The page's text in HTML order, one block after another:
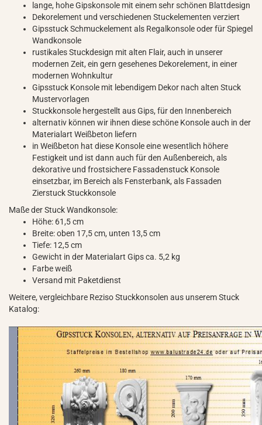
lange, hohe Gipskonsole mit einem sehr schönen Blattdesign
Dekorelement und verschiedenen Stuckelementen verziert
Gipsstuck Schmuckelement als Regalkonsole oder für Spiegel
Wandkonsole
rustikales Stuckdesign mit alten Flair, auch in unserer
modernen Zeit, ein gern gesehenes Dekorelement, in einer
modernen Wohnkultur
Gipsstuck Konsole mit lebendigem Dekor nach alten Stuck
Mustervorlagen
Stuckkonsole hergestellt aus Gips, für den Innenbereich
alternativ können wir ihnen diese schöne Konsole auch in der
Materialart Weißbeton liefern
in Weißbeton hat diese Konsole eine wesentlich höhere
Festigkeit und ist dann auch für den Außenbereich, als
dekorative und frostsichere Fassadenstuck Konsole
einsetzbar, im Bereich als Fensterbank, als Fassaden
Zierstuck Stuckkonsole
Maße der Stuck Wandkonsole:
Höhe: 61,5 cm
Breite: oben 17,5 cm, unten 13,5 cm
Tiefe: 12,5 cm
Gewicht in der Materialart Gips ca. 5,2 kg
Farbe weiß
Versand mit Paketdienst
Weitere, vergleichbare Reziso Stuckkonsolen aus unserem Stuck
Katalog: